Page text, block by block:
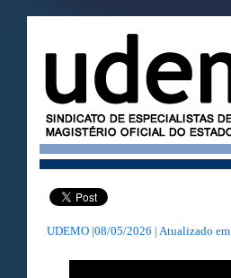
UDEMO |08/05/2026 | Atualizado em